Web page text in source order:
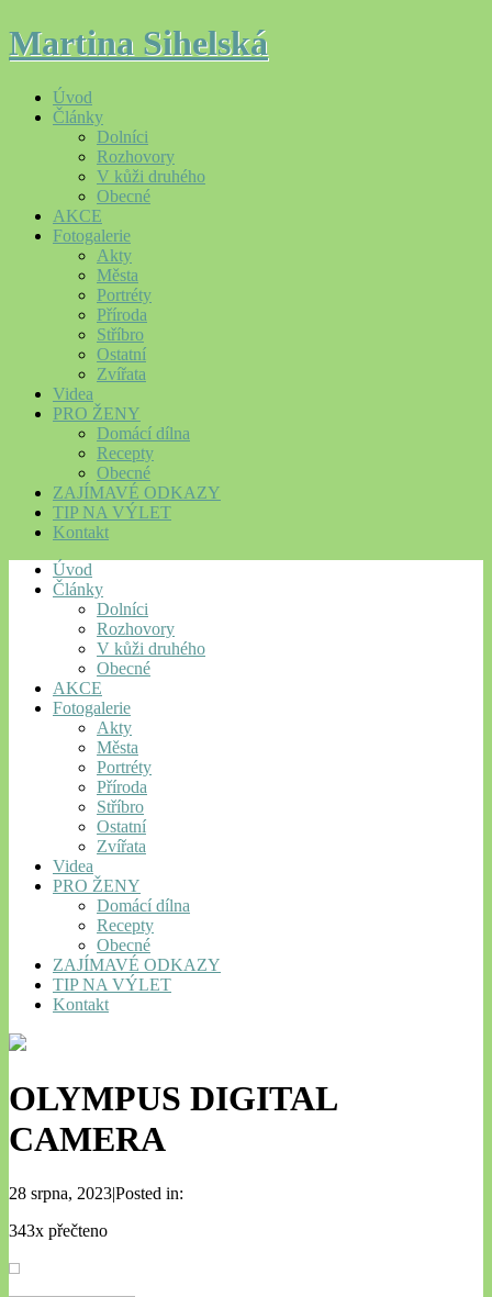
Martina Sihelská
Úvod
Články
Dolníci
Rozhovory
V kůži druhého
Obecné
AKCE
Fotogalerie
Akty
Města
Portréty
Příroda
Stříbro
Ostatní
Zvířata
Videa
PRO ŽENY
Domácí dílna
Recepty
Obecné
ZAJÍMAVÉ ODKAZY
TIP NA VÝLET
Kontakt
Úvod
Články
Dolníci
Rozhovory
V kůži druhého
Obecné
AKCE
Fotogalerie
Akty
Města
Portréty
Příroda
Stříbro
Ostatní
Zvířata
Videa
PRO ŽENY
Domácí dílna
Recepty
Obecné
ZAJÍMAVÉ ODKAZY
TIP NA VÝLET
Kontakt
OLYMPUS DIGITAL
CAMERA
28 srpna, 2023|Posted in:
343x přečteno